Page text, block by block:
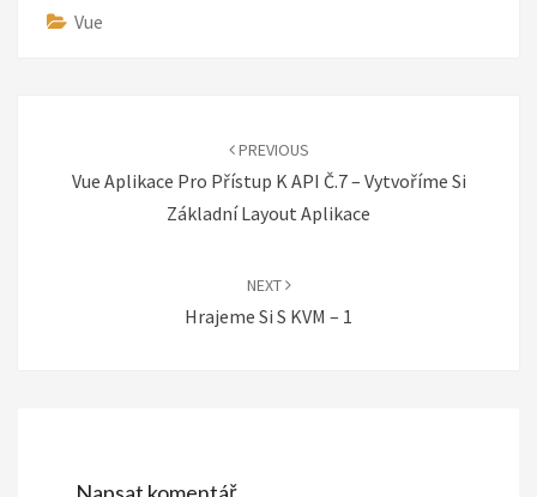
Vue
PREVIOUS
Vue Aplikace Pro Přístup K API Č.7 – Vytvoříme Si
Základní Layout Aplikace
NEXT
Hrajeme Si S KVM – 1